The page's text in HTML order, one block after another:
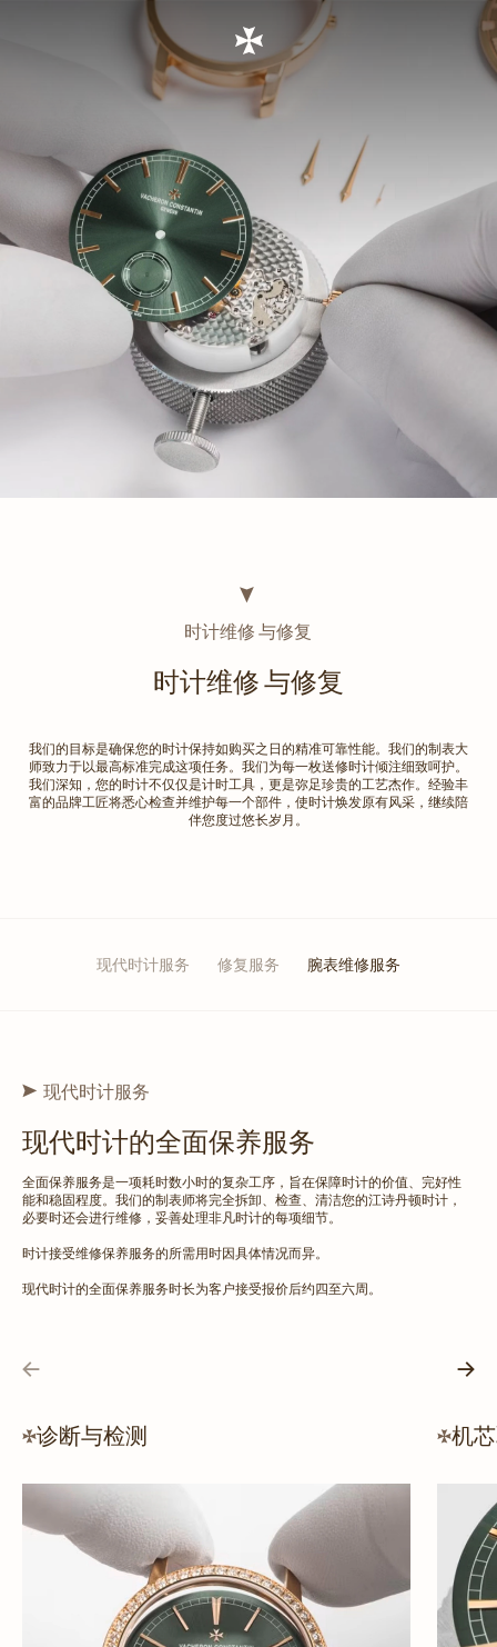
时计维修 与修复
时计维修 与修复
我们的目标是确保您的时计保持如购买之日的精准可靠性能。我们的制表大
师致力于以最高标准完成这项任务。我们为每一枚送修时计倾注细致呵护。
我们深知，您的时计不仅仅是计时工具，更是弥足珍贵的工艺杰作。经验丰
富的品牌工匠将悉心检查并维护每一个部件，使时计焕发原有风采，继续陪
伴您度过悠长岁月。
现代时计服务 修复服务 腕表维修服务
现代时计服务
现代时计的全面保养服务
全面保养服务是一项耗时数小时的复杂工序，旨在保障时计的价值、完好性
能和稳固程度。我们的制表师将完全拆卸、检查、清洁您的江诗丹顿时计，
必要时还会进行维修，妥善处理非凡时计的每项细节。
时计接受维修保养服务的所需用时因具体情况而异。
现代时计的全面保养服务时长为客户接受报价后约四至六周。
诊断与检测 机